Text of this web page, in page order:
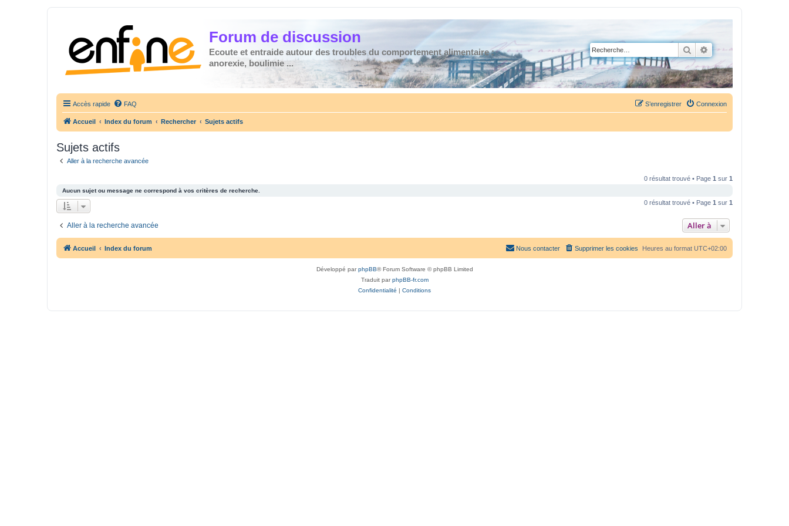
Forum de discussion
Ecoute et entraide autour des troubles du comportement alimentaire :
anorexie, boulimie ...
Rechercher
Recherche avancée
Accès rapide FAQ Connexion
S’enregistrer
Accueil Index du forum Rechercher Sujets actifs
Sujets actifs
Aller à la recherche avancée
0 résultat trouvé • Page 1 sur 1
Aucun sujet ou message ne correspond à vos critères de recherche.
0 résultat trouvé • Page 1 sur 1
Aller à la recherche avancée Aller à
Accueil Index du forum Heures au format UTC+02:00
Supprimer les cookies
Nous contacter
Développé parphpBB® Forum Software © phpBB Limited
Traduit parphpBB-fr.com
Confidentialité | Conditions